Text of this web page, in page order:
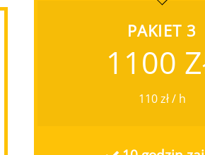
PAKIET 3
1100
110 zł / h